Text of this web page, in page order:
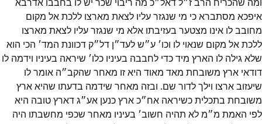
איפכא מסתברא כי מי שנגזר עליו לצאת מארצו ללכת אל מקום
מחובב לו אינו מצטער בעזיבתו אלא מי שנגזר עליו לצאת מארצו
ללכת אל מקום שנאוי לו וכו׳ ע״ש לעד״ן דל״ק דכוונת המד׳ הכי הוא
שלא גילה לו הארץ מיד כדי לחבבה בעיניו כלו׳ שיראה בעיניו וידמה לו
דודאי ארץ משובחת מאד מאוד היא זו מאחר שהקב״ה אומר לו
שיעזוב ארצו וילך לדור שם. ובזה מאחר שידמה בדעתו שהיא ארץ
משובחת בתכלית כשיראה אח״כ ארץ כנען אע״ג דארץ טובה היא
לפי האמת מ״מ לא תהיה חשוב׳ בעיניו מאחר שכפי מחשבתו היה